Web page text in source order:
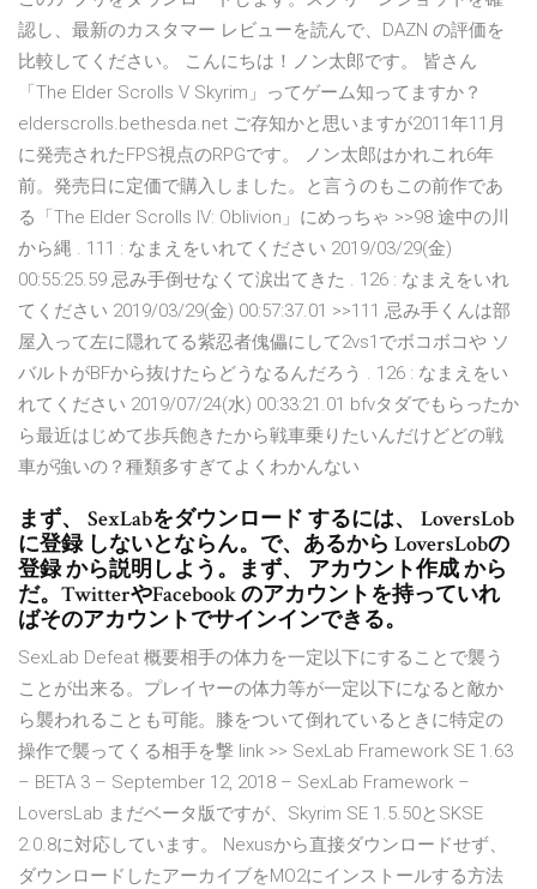
認し、最新のカスタマー レビューを読んで、DAZN の評価を
比較してください。 こんにちは！ノン太郎です。 皆さん
「The Elder Scrolls V Skyrim」ってゲーム知ってますか？
elderscrolls.bethesda.net ご存知かと思いますが2011年11月
に発売されたFPS視点のRPGです。 ノン太郎はかれこれ6年
前。発売日に定価で購入しました。と言うのもこの前作であ
る「The Elder Scrolls IV: Oblivion」にめっちゃ >>98 途中の川
から縄 . 111 : なまえをいれてください 2019/03/29(金)
00:55:25.59 忌み手倒せなくて涙出てきた . 126 : なまえをいれ
てください 2019/03/29(金) 00:57:37.01 >>111 忌み手くんは部
屋入って左に隠れてる紫忍者傀儡にして2vs1でボコボコや ソ
バルトがBFから抜けたらどうなるんだろう . 126 : なまえをい
れてください 2019/07/24(水) 00:33:21.01 bfvタダでもらったか
ら最近はじめて歩兵飽きたから戦車乗りたいんだけどどの戦
車が強いの？種類多すぎてよくわかんない
まず、 SexLabをダウンロード するには、 LoversLob
に登録 しないとならん。で、あるから LoversLobの
登録 から説明しよう。まず、 アカウント作成 から
だ。TwitterやFacebook のアカウントを持っていれ
ばそのアカウントでサインインできる。
SexLab Defeat 概要相手の体力を一定以下にすることで襲う
ことが出来る。プレイヤーの体力等が一定以下になると敵か
ら襲われることも可能。膝をついて倒れているときに特定の
操作で襲ってくる相手を撃 link >> SexLab Framework SE 1.63
– BETA 3 – September 12, 2018 – SexLab Framework –
LoversLab まだベータ版ですが、Skyrim SE 1.5.50とSKSE
2.0.8に対応しています。 Nexusから直接ダウンロードせず、
ダウンロードしたアーカイブをMO2にインストールする方法